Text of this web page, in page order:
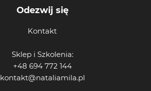
Odezwij się
Kontakt
Sklep i Szkolenia:
+48 694 772 144
kontakt@nataliamila.pl